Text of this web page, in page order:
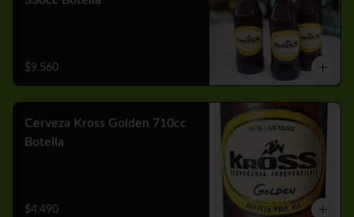
$9.560
Cerveza Kross Golden 710cc
Botella
$4.490